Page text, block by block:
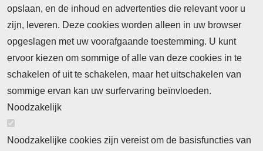
opslaan, en de inhoud en advertenties die relevant voor u
zijn, leveren. Deze cookies worden alleen in uw browser
opgeslagen met uw voorafgaande toestemming. U kunt
ervoor kiezen om sommige of alle van deze cookies in te
schakelen of uit te schakelen, maar het uitschakelen van
sommige ervan kan uw surfervaring beïnvloeden.
Noodzakelijk
Noodzakelijke cookies zijn vereist om de basisfuncties van